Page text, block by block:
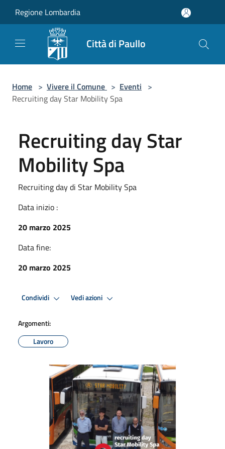
Regione Lombardia
Città di Paullo
Home > Vivere il Comune > Eventi >
Recruiting day Star Mobility Spa
Recruiting day Star
Mobility Spa
Recruiting day di Star Mobility Spa
Data inizio :
20 marzo 2025
Data fine:
20 marzo 2025
Condividi Vedi azioni
Argomenti:
Lavoro